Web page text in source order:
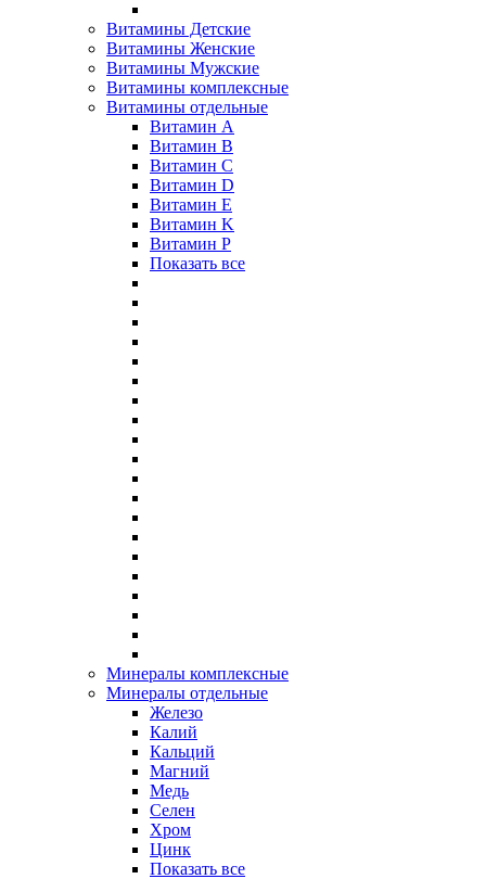
Витамины Детские
Витамины Женские
Витамины Мужские
Витамины комплексные
Витамины отдельные
Витамин A
Витамин B
Витамин C
Витамин D
Витамин E
Витамин K
Витамин P
Показать все
Минералы комплексные
Минералы отдельные
Железо
Калий
Кальций
Магний
Медь
Селен
Хром
Цинк
Показать все